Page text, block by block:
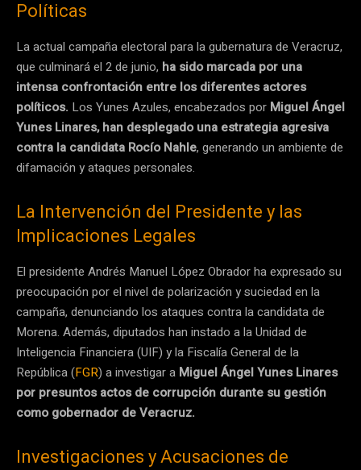
Políticas
La actual campaña electoral para la gubernatura de Veracruz,
que culminará el 2 de junio, ha sido marcada por una
intensa confrontación entre los diferentes actores
políticos. Los Yunes Azules, encabezados por Miguel Ángel
Yunes Linares, han desplegado una estrategia agresiva
contra la candidata Rocío Nahle, generando un ambiente de
difamación y ataques personales.
La Intervención del Presidente y las
Implicaciones Legales
El presidente Andrés Manuel López Obrador ha expresado su
preocupación por el nivel de polarización y suciedad en la
campaña, denunciando los ataques contra la candidata de
Morena. Además, diputados han instado a la Unidad de
Inteligencia Financiera (UIF) y la Fiscalía General de la
República (FGR) a investigar a Miguel Ángel Yunes Linares
por presuntos actos de corrupción durante su gestión
como gobernador de Veracruz.
Investigaciones y Acusaciones de